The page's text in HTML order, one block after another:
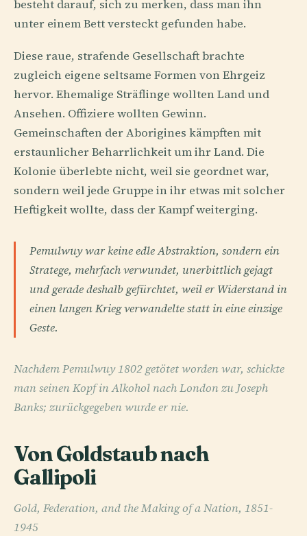
besteht darauf, sich zu merken, dass man ihn
unter einem Bett versteckt gefunden habe.
Diese raue, strafende Gesellschaft brachte
zugleich eigene seltsame Formen von Ehrgeiz
hervor. Ehemalige Sträflinge wollten Land und
Ansehen. Offiziere wollten Gewinn.
Gemeinschaften der Aborigines kämpften mit
erstaunlicher Beharrlichkeit um ihr Land. Die
Kolonie überlebte nicht, weil sie geordnet war,
sondern weil jede Gruppe in ihr etwas mit solcher
Heftigkeit wollte, dass der Kampf weiterging.
Pemulwuy war keine edle Abstraktion, sondern ein
Stratege, mehrfach verwundet, unerbittlich gejagt
und gerade deshalb gefürchtet, weil er Widerstand in
einen langen Krieg verwandelte statt in eine einzige
Geste.
Nachdem Pemulwuy 1802 getötet worden war, schickte
man seinen Kopf in Alkohol nach London zu Joseph
Banks; zurückgegeben wurde er nie.
Von Goldstaub nach
Gallipoli
Gold, Federation, and the Making of a Nation, 1851-
1945